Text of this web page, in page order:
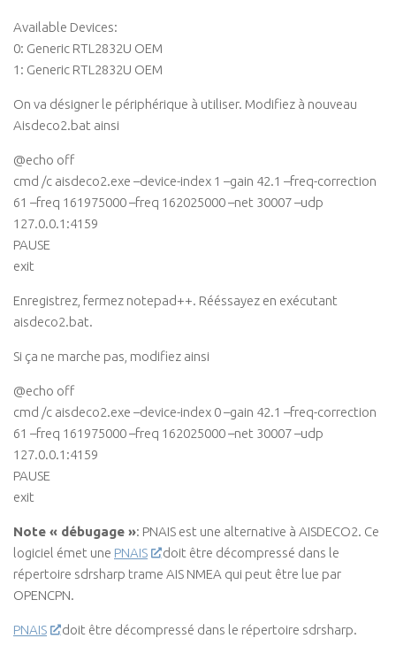
Available Devices:
0: Generic RTL2832U OEM
1: Generic RTL2832U OEM
On va désigner le périphérique à utiliser. Modifiez à nouveau
Aisdeco2.bat ainsi
@echo off
cmd /c aisdeco2.exe –device-index 1 –gain 42.1 –freq-correction
61 –freq 161975000 –freq 162025000 –net 30007 –udp
127.0.0.1:4159
PAUSE
exit
Enregistrez, fermez notepad++. Rééssayez en exécutant
aisdeco2.bat.
Si ça ne marche pas, modifiez ainsi
@echo off
cmd /c aisdeco2.exe –device-index 0 –gain 42.1 –freq-correction
61 –freq 161975000 –freq 162025000 –net 30007 –udp
127.0.0.1:4159
PAUSE
exit
Note « débugage »: PNAIS est une alternative à AISDECO2. Ce
logiciel émet une PNAIS
doit être décompressé dans le
répertoire sdrsharp trame AIS NMEA qui peut être lue par
OPENCPN.
PNAIS doit être décompressé dans le répertoire sdrsharp.